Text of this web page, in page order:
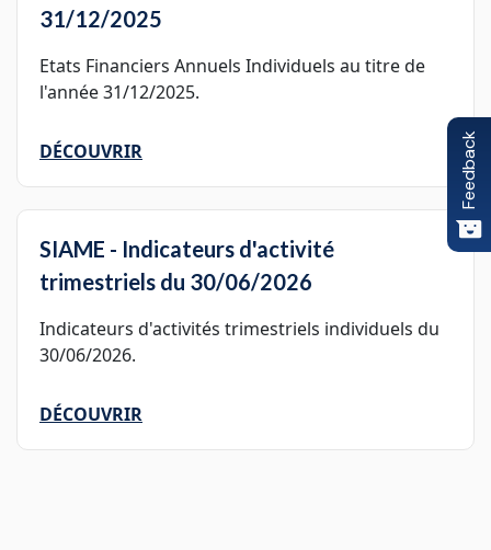
31/12/2025
Etats Financiers Annuels Individuels au titre de
l'année 31/12/2025.
DÉCOUVRIR
SIAME - Indicateurs d'activité
trimestriels du 30/06/2026
Indicateurs d'activités trimestriels individuels du
30/06/2026.
DÉCOUVRIR
Feedback